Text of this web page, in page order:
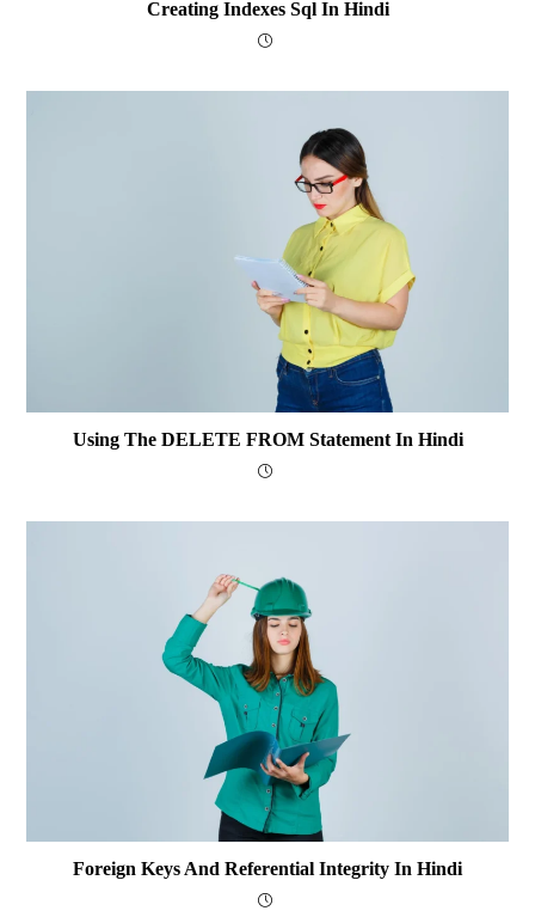
Creating Indexes Sql In Hindi
Using The DELETE FROM Statement In Hindi
Foreign Keys And Referential Integrity In Hindi